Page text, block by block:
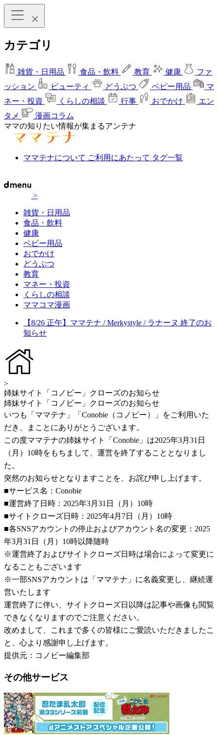
カテゴリ
雑貨・日用品 食品・飲料 教育 健康
ファ
ッション
ビューティ どうぶつ ベビー用品
マ
ネー・投資
くらしの相談 行事 おでかけ
エン
タメ
漫画コラム
ママの知りたい情報が集まるアンテナ
ママテナについて ご利用にあたって タグ一覧
>
雑貨・日用品
食品・飲料
健康
ベビー用品
おでかけ
どうぶつ
教育
マネー・投資
くらしの相談
ママコマ漫画
【8/26 正午】ママテナ / Merkystyle / ラナーヌ 終了のお
知らせ
>
姉妹サイト「コノビー」クローズのお知らせ
姉妹サイト「コノビー」クローズのお知らせ
いつも「ママテナ」「Conobie（コノビー）」をご利用いた
だき、まことにありがとうございます。
この度ママテナの姉妹サイト「Conobie」は2025年3月31日
（月）10時をもちまして、運営を終了することとなりまし
た。
突然のお知らせとなりますことを、お詫び申し上げます。
■サービス名：Conobie
■運営終了日時：2025年3月31日（月）10時
■サイトクローズ日時：2025年4月7日（月）10時
■各SNSアカウントの停止およびアカウント名の変更：2025
年3月31日（月）10時以降随時
※運営終了およびサイトクローズ日時は場合によって変更に
なることもございます
※一部SNSアカウントは「ママテナ」に名義変更し、継続運
営いたします
運営終了に伴い、サイトクローズ日以降は記事や画像も閲覧
できなくなりますのでご注意ください。
改めまして、これまで多くの皆様にご愛読いただきましたこ
と、心より感謝申し上げます。
提供元：コノビー編集部
その他サービス